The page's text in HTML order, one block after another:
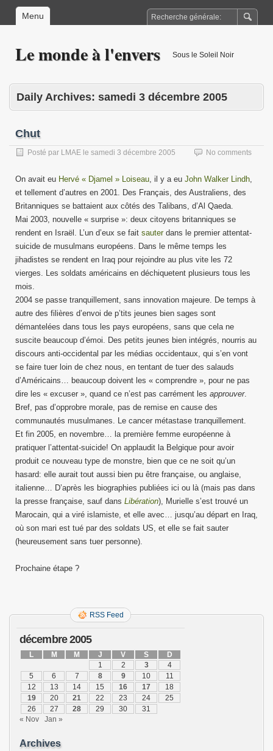
Menu
Le monde à l'envers Sous le Soleil Noir
Daily Archives: samedi 3 décembre 2005
Chut
Posté par LMAE le samedi 3 décembre 2005 No comments
On avait eu Hervé « Djamel » Loiseau, il y a eu John Walker Lindh,
et tellement d’autres en 2001. Des Français, des Australiens, des
Britanniques se battaient aux côtés des Talibans, d’Al Qaeda.
Mai 2003, nouvelle « surprise »: deux citoyens britanniques se
rendent en Israël. L’un d’eux se fait sauterdans le premier attentat-
suicide de musulmans européens. Dans le même temps les
jihadistes se rendent en Iraq pour rejoindre au plus vite les 72
vierges. Les soldats américains en déchiquetent plusieurs tous les
mois.
2004 se passe tranquillement, sans innovation majeure. De temps à
autre des filières d’envoi de p’tits jeunes bien sages sont
démantelées dans tous les pays européens, sans que cela ne
suscite beaucoup d’émoi. Des petits jeunes bien intégrés, nourris au
discours anti-occidental par les médias occidentaux, qui s’en vont
se faire tuer loin de chez nous, en tentant de tuer des salauds
d’Américains… beaucoup doivent les « comprendre », pour ne pas
dire les « excuser », quand ce n’est pas carrément les approuver.
Bref, pas d’opprobre morale, pas de remise en cause des
communautés musulmanes. Le cancer métastase tranquillement.
Et fin 2005, en novembre… la première femme européenne à
pratiquer l’attentat-suicide! On applaudit la Belgique pour avoir
produit ce nouveau type de monstre, bien que ce ne soit qu’un
hasard: elle aurait tout aussi bien pu être française, ou anglaise,
italienne… D’après les biographies publiées ici ou là (mais pas dans
la presse française, sauf dans Libération), Murielle s’est trouvé un
Marocain, qui a viré islamiste, et elle avec… jusqu’au départ en Iraq,
où son mari est tué par des soldats US, et elle se fait sauter
(heureusement sans tuer personne).
Prochaine étape ?
RSS Feed
décembre 2005
L M M J V S
D
1
2 3
4
5
6 7 8 9 10
11
12
13 14 15 16 17
18
19
20 21 22 23 24
25
26
27 28 29 30
31
« Nov
Jan »
Archives